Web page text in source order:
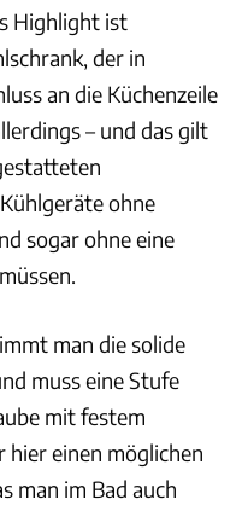
Highlight ist
der in
an die Küchenzeile
– und das gilt
ohne
sogar ohne eine
man die solide
muss eine Stufe
mit festem
einen möglichen
man im Bad auch